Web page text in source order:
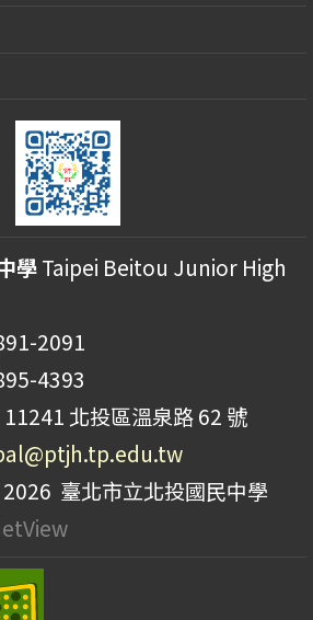
學Taipei Beitou Junior High
2091
4393
北投區溫泉路 62 號
臺北市立北投國民中學